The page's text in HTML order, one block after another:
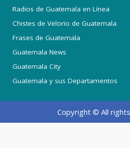
Radios de Guatemala en Línea
Chistes de Velorio de Guatemala
Frases de Guatemala
Guatemala News
Guatemala City
Guatemala y sus Departamentos
Copyright © All